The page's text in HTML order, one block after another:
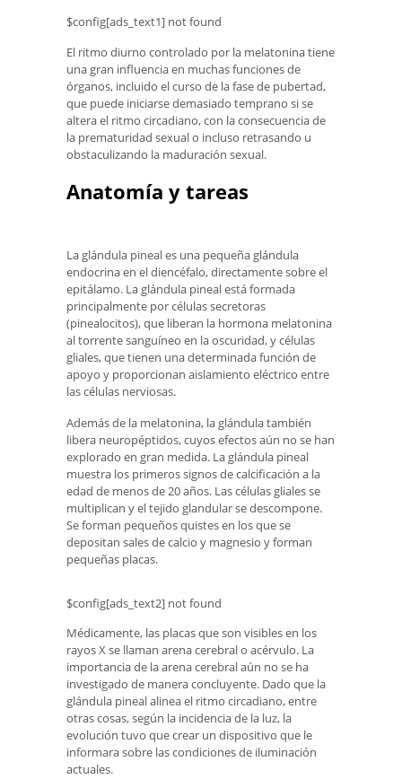
$config[ads_text1] not found
El ritmo diurno controlado por la melatonina tiene
una gran influencia en muchas funciones de
órganos, incluido el curso de la fase de pubertad,
que puede iniciarse demasiado temprano si se
altera el ritmo circadiano, con la consecuencia de
la prematuridad sexual o incluso retrasando u
obstaculizando la maduración sexual.
Anatomía y tareas
La glándula pineal es una pequeña glándula
endocrina en el diencéfalo, directamente sobre el
epitálamo. La glándula pineal está formada
principalmente por células secretoras
(pinealocitos), que liberan la hormona melatonina
al torrente sanguíneo en la oscuridad, y células
gliales, que tienen una determinada función de
apoyo y proporcionan aislamiento eléctrico entre
las células nerviosas.
Además de la melatonina, la glándula también
libera neuropéptidos, cuyos efectos aún no se han
explorado en gran medida. La glándula pineal
muestra los primeros signos de calcificación a la
edad de menos de 20 años. Las células gliales se
multiplican y el tejido glandular se descompone.
Se forman pequeños quistes en los que se
depositan sales de calcio y magnesio y forman
pequeñas placas.
$config[ads_text2] not found
Médicamente, las placas que son visibles en los
rayos X se llaman arena cerebral o acérvulo. La
importancia de la arena cerebral aún no se ha
investigado de manera concluyente. Dado que la
glándula pineal alinea el ritmo circadiano, entre
otras cosas, según la incidencia de la luz, la
evolución tuvo que crear un dispositivo que le
informara sobre las condiciones de iluminación
actuales.